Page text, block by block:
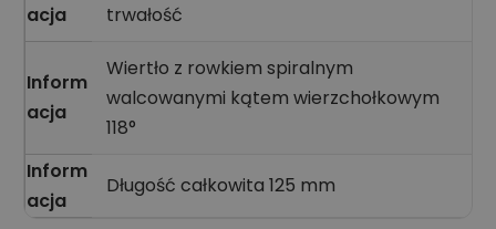
acja
trwałość
Inform
acja
Wiertło z rowkiem spiralnym
walcowanymi kątem wierzchołkowym
118°
Inform
acja
Długość całkowita 125 mm